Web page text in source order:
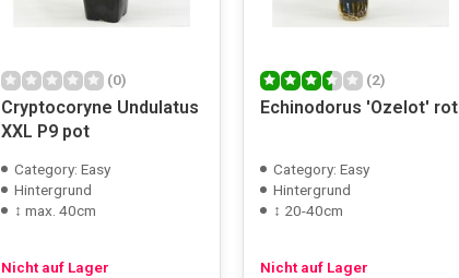
(0)
Cryptocoryne Undulatus
XXL P9 pot
Category: Easy
Hintergrund
↕ max. 40cm
Nicht auf Lager
(2)
Echinodorus 'Ozelot' rot
Category: Easy
Hintergrund
↕ 20-40cm
Nicht auf Lager